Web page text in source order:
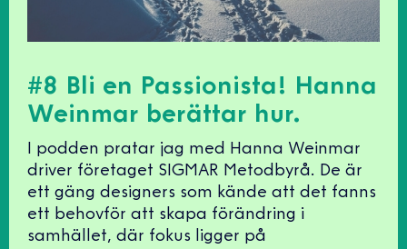
#8 Bli en Passionista! Hanna
Weinmar berättar hur.
I podden pratar jag med Hanna Weinmar
driver företaget SIGMAR Metodbyrå. De är
ett gäng designers som kände att det fanns
ett behovför att skapa förändring i
samhället, där fokus ligger på